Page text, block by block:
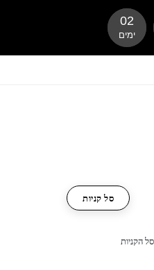
סל הקניות
סל קניות
02
ימים